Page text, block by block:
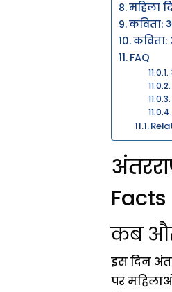
महिला
कविता:
FAQ
कब और
इस दिन
पर